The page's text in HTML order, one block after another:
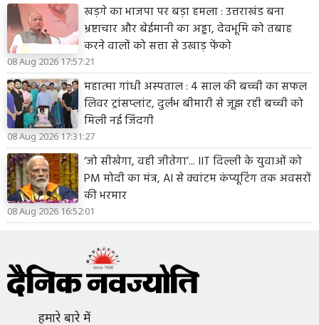
खड़गे का भाजपा पर बड़ा हमला : उत्तराखंड बना
भ्रष्टाचार और बेईमानी का अड्डा, देवभूमि को तबाह
करने वालों को सत्ता से उखाड़ फेंको
08 Aug 2026 17:57:21
महात्मा गांधी अस्पताल : 4 साल की बच्ची का सफल
लिवर ट्रांसप्लांट, दुर्लभ बीमारी से जूझ रही बच्ची को
मिली नई जिंदगी
08 Aug 2026 17:31:27
‘जो सीखेगा, वही जीतेगा’... IIT दिल्ली के युवाओं को
PM मोदी का मंत्र, AI से क्वांटम कंप्यूटिंग तक अवसरों
की भरमार
08 Aug 2026 16:52:01
हमारे बारे में